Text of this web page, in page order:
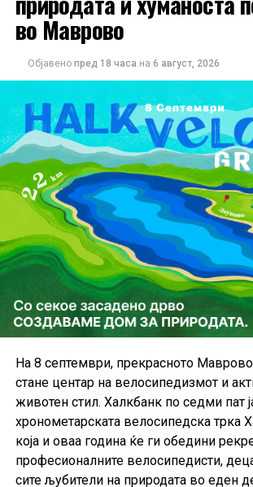
во Маврово
Објавено пред 18 часа на 6 август, 2026
На 8 септември, прекрасното
стане центар на велосипедизмот и
животен стил. Халкбанк по седми пат
хронометарската велосипедска трка
која и оваа година ќе ги обедини
професионалните велосипедисти,
сите љубители на природата во еден